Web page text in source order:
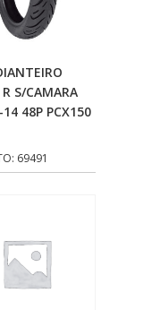
(122)
Adicionar Ao
Carrinho
S/CAMARA
48P PCX150
69491